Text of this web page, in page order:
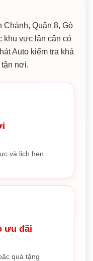
Chánh, Quận 8, Gò
khu vực lân cận có
Auto kiểm tra khả
nơi.
và lịch hẹn
ưu đãi
quà tặng